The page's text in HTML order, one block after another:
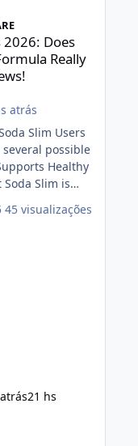
Weight Loss Formula
2026: Does
Really
atrás
Slim Users
possible
Healthy
Slim is
rather
45 visualizações
21 hs